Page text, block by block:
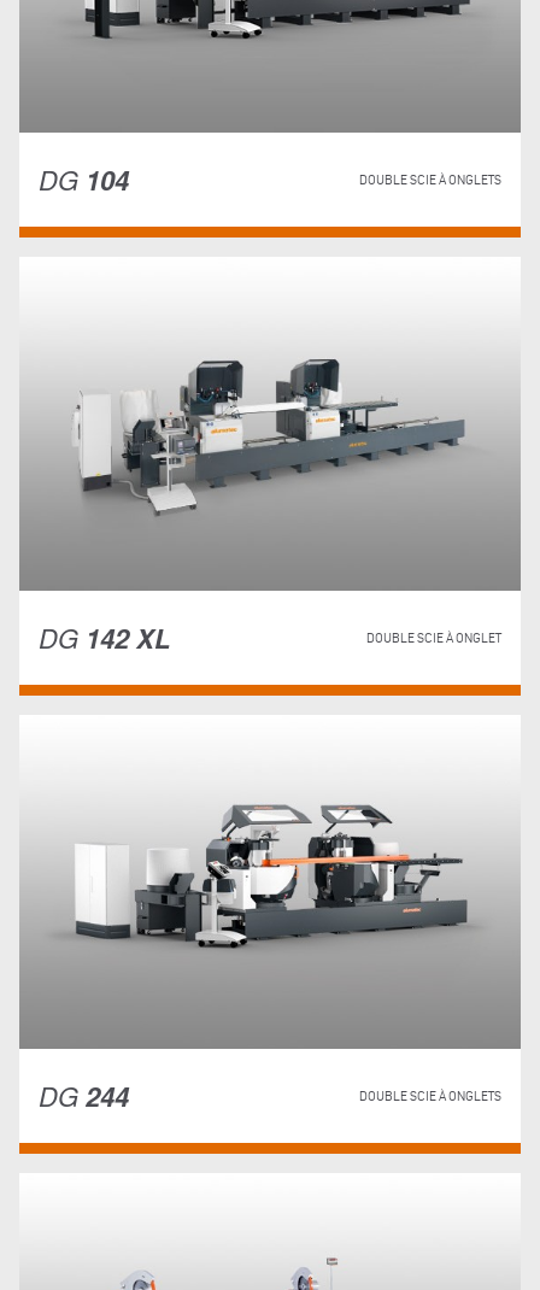
DG 104 DOUBLE SCIE À ONGLETS
DG 142 XL DOUBLE SCIE À ONGLET
DG244 DOUBLE SCIE À ONGLETS